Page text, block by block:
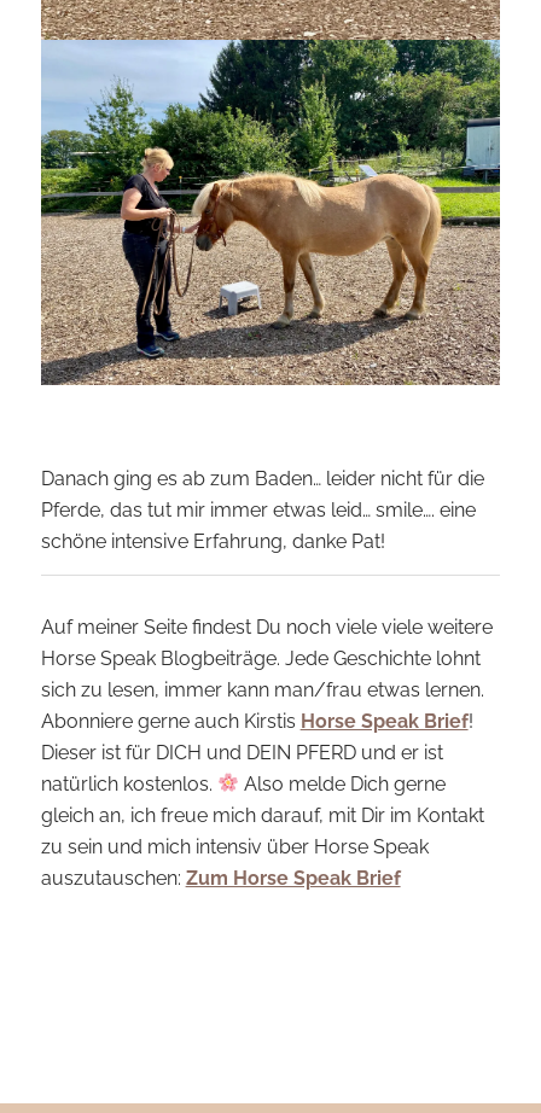
Danach ging es ab zum Baden… leider nicht für die
Pferde, das tut mir immer etwas leid… smile…. eine
schöne intensive Erfahrung, danke Pat!
Auf meiner Seite findest Du noch viele viele weitere
Horse Speak Blogbeiträge. Jede Geschichte lohnt
sich zu lesen, immer kann man/frau etwas lernen.
Abonniere gerne auch Kirstis Horse Speak Brief!
Dieser ist für DICH und DEIN PFERD und er ist
natürlich kostenlos.
Also melde Dich gerne
gleich an, ich freue mich darauf, mit Dir im Kontakt
zu sein und mich intensiv über Horse Speak
auszutauschen: Zum Horse Speak Brief